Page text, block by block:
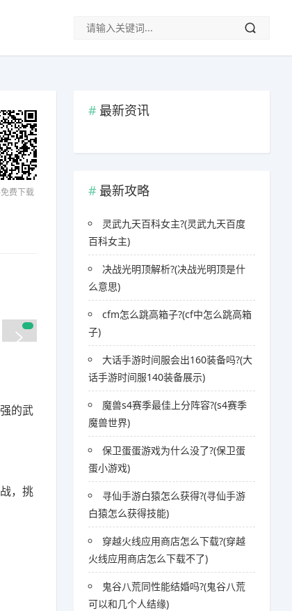
费下载
的武
，挑
最新资讯
最新攻略
灵武九天百科女主?(灵武九天百度
百科女主)
决战光明顶解析?(决战光明顶是什
么意思)
cfm怎么跳高箱子?(cf中怎么跳高箱
子)
大话手游时间服会出160装备吗?(大
话手游时间服140装备展示)
魔兽s4赛季最佳上分阵容?(s4赛季
魔兽世界)
保卫蛋蛋游戏为什么没了?(保卫蛋
蛋小游戏)
寻仙手游白猿怎么获得?(寻仙手游
白猿怎么获得技能)
穿越火线应用商店怎么下载?(穿越
火线应用商店怎么下载不了)
鬼谷八荒同性能结婚吗?(鬼谷八荒
可以和几个人结缘)